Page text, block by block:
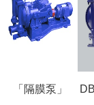
「隔膜泵」